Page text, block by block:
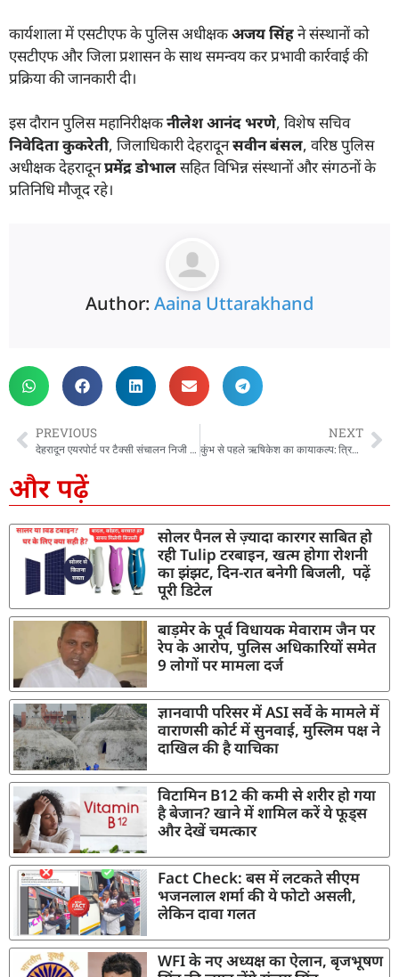
कार्यशाला में एसटीएफ के पुलिस अधीक्षकअजय सिंहने संस्थानों को
एसटीएफ और जिला प्रशासन के साथ समन्वय कर प्रभावी कार्रवाई की
प्रक्रिया की जानकारी दी।
इस दौरान पुलिस महानिरीक्षकनीलेश आनंद भरणे, विशेष सचिव
निवेदिता कुकरेती, जिलाधिकारी देहरादूनसवीन बंसल, वरिष्ठ पुलिस
अधीक्षक देहरादूनप्रमेंद्र डोभालसहित विभिन्न संस्थानों और संगठनों के
प्रतिनिधि मौजूद रहे।
Author: Aaina Uttarakhand
PREVIOUS
देहरादून एयरपोर्ट पर टैक्सी संचालन निजी कंपनी को देने का विरोध, स्थानीय चालकों ने की सीएम धामी से मुलाक़ात
NEXT
कुंभ से पहले ऋषिकेश का कायाकल्प: त्रिवेणी घाट, आस्था पथ और चंद्रभागा ब्रिज पर 168.12 करोड़ खर्च
और पढ़ें
सोलर पैनल से ज़्यादा कारगर साबित हो
रही Tulip टरबाइन, खत्म होगा रोशनी
का झंझट, दिन-रात बनेगी बिजली, पढ़ें
पूरी डिटेल
बाड़मेर के पूर्व विधायक मेवाराम जैन पर
रेप के आरोप, पुलिस अधिकारियों समेत
9 लोगों पर मामला दर्ज
ज्ञानवापी परिसर में ASI सर्वे के मामले में
वाराणसी कोर्ट में सुनवाई, मुस्लिम पक्ष ने
दाखिल की है याचिका
विटामिन B12 की कमी से शरीर हो गया
है बेजान? खाने में शामिल करें ये फूड्स
और देखें चमत्कार
Fact Check: बस में लटकते सीएम
भजनलाल शर्मा की ये फोटो असली,
लेकिन दावा गलत
WFI के नए अध्यक्ष का ऐलान, बृजभूषण